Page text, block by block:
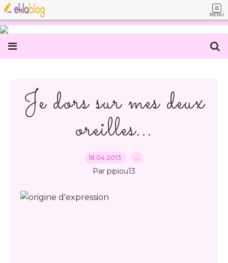
MENU
Je dors sur mes deux
oreilles...
18.04.2013 …
Par pipiou13